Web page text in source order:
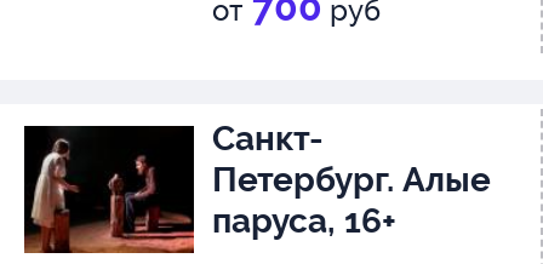
от руб
Санкт-
Петербург. Алые
паруса, 16+